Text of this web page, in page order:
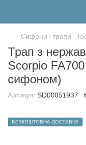
Сифони і трапи
Трап з
Scorpio
сифоном)
Артикул: SD00051937
БЕЗКОШТОВНА ДОСТАВКА